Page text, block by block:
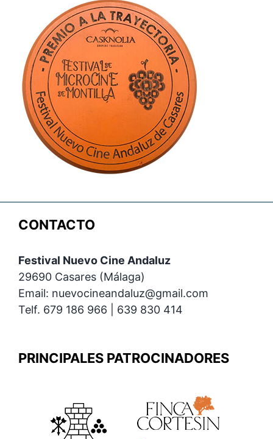
CONTACTO
Festival Nuevo Cine Andaluz
29690 Casares (Málaga)
Email: nuevocineandaluz@gmail.com
Telf. 679 186 966 | 639 830 414
PRINCIPALES PATROCINADORES